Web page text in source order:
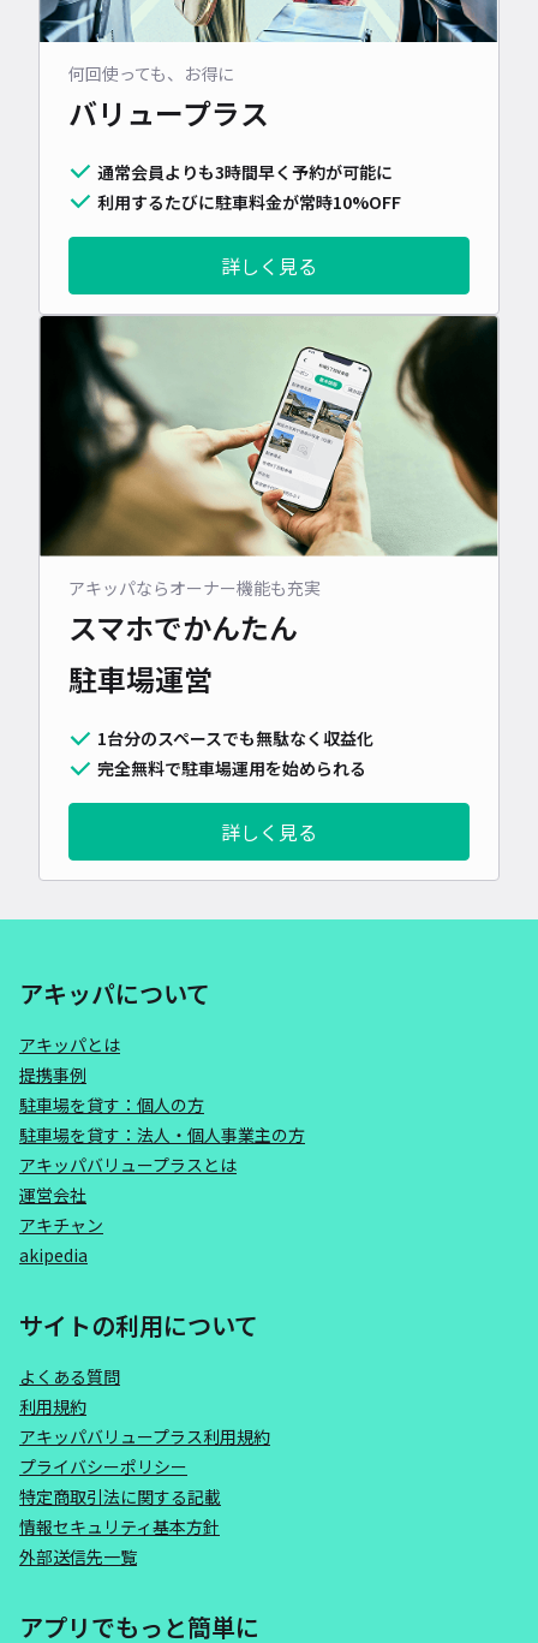
何回使っても、お得に
バリュープラス
通常会員よりも3時間早く予約が可能に
利用するたびに駐車料金が常時10%OFF
詳しく見る
アキッパならオーナー機能も充実
スマホでかんたん
駐車場運営
1台分のスペースでも無駄なく収益化
完全無料で駐車場運用を始められる
詳しく見る
アキッパについて
アキッパとは
提携事例
駐車場を貸す：個人の方
駐車場を貸す：法人・個人事業主の方
アキッパバリュープラスとは
運営会社
アキチャン
akipedia
サイトの利用について
よくある質問
利用規約
アキッパバリュープラス利用規約
プライバシーポリシー
特定商取引法に関する記載
情報セキュリティ基本方針
外部送信先一覧
アプリでもっと簡単に